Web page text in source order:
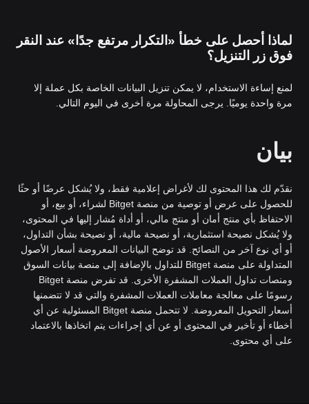
لماذا أحصل على خطأ «التكرار مرتفع جدًا» عند النقر
فوق زر التنزيل؟
لمنع إساءة الاستخدام، لا يمكن تنزيل البيانات الخاصة بكل عملة إلا
مرة واحدة يوميًا. يرجى المحاولة مرة أخرى في اليوم التالي.
بيان
نقدّم لك هذا المحتوى لك لأغراض إعلامية فقط، ولا يُشكل عرضًا أو حثًا
للحصول على عرض أو توصية من منصة Bitget لشراء، أو بيع، أو
الاحتفاظ بأي منتج أمان أو منتج مالي، أو أداة مُشار إليها في المحتوى،
ولا يُشكل نصيحة استثمارية، أو نصيحة مالية، أو نصيحة بشأن التداول،
أو أي نوع آخر من النصائح. قد توضح البيانات المعروضة أسعار الأصول
المتداولة على منصة Bitget للتداول بالإضافة إلى منصة بيانات السوق
ومنصات تداول العملات المشفرة الأخرى. قد تفرض منصة Bitget
رسومًا على معالجة معاملات العملات المشفرة والتي قد لا تتضمنها
أسعار التحويل المعروضة. لا تتحمل منصة Bitget المسئولية عن أي
أخطاء أو تأخير في المحتوى أو عن أي إجراءات يتم اتخاذها بالاعتماد
على أي محتوى.